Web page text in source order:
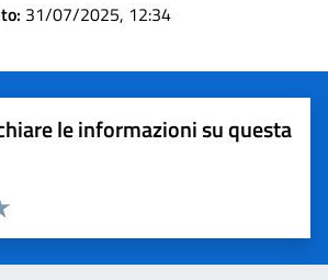
31/07/2025, 12:34
le informazioni su questa
5 stelle su 5
4 stelle su 5
su 5
su 5
5